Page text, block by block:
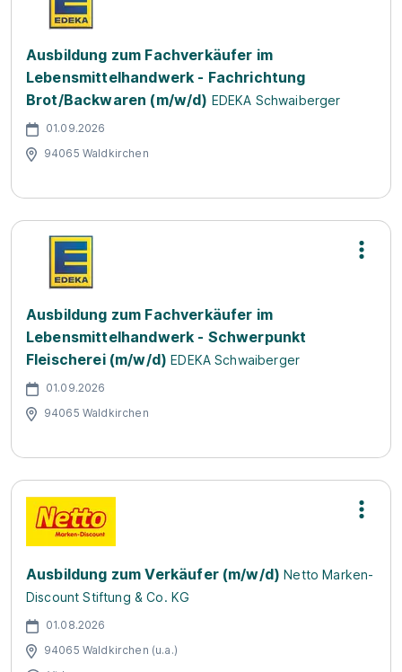
Ausbildung zum Fachverkäufer im
Lebensmittelhandwerk - Fachrichtung
Brot/Backwaren (m/w/d) EDEKA Schwaiberger
01.09.2026
94065 Waldkirchen
Ausbildung zum Fachverkäufer im
Lebensmittelhandwerk - Schwerpunkt
Fleischerei (m/w/d) EDEKA Schwaiberger
01.09.2026
94065 Waldkirchen
Ausbildung zum Verkäufer (m/w/d) Netto Marken-
Discount Stiftung & Co. KG
01.08.2026
94065 Waldkirchen (u.a.)